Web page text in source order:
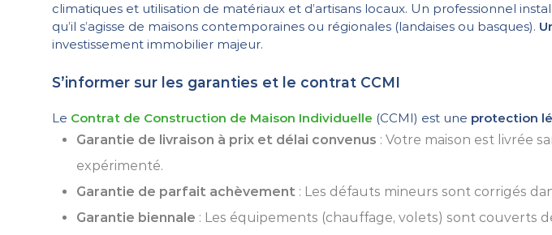
climatiques et utilisation de matériaux et d’artisans locaux. Un professionnel
qu’il s’agisse de maisons contemporaines ou régionales (landaises ou basques).
investissement immobilier majeur.
S’informer sur les garanties et le contrat CCMI
Le Contrat de Construction de Maison Individuelle (CCMI) est une protection
Garantie de livraison à prix et délai convenus : Votre maison est livrée
expérimenté.
Garantie de parfait achèvement : Les défauts mineurs sont corrigés
Garantie biennale : Les équipements (chauffage, volets) sont couverts